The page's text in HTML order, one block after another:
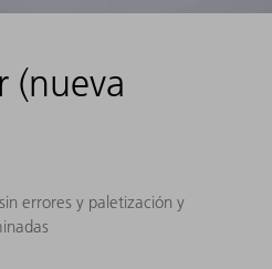
(nueva
errores y paletización y